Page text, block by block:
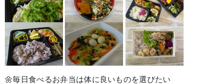
🌼毎日食べるお弁当は体に良いものを選びたい